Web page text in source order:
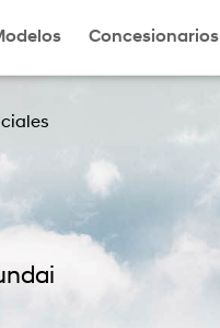
Concesionarios